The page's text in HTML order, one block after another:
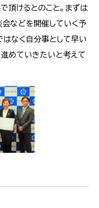
頂けるとのこと。まずは
会などを開催していく予
はなく自分事として早い
めていきたいと考えて